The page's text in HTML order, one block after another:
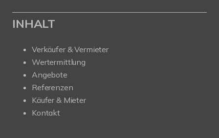
INHALT
Verkäufer & Vermieter
Wertermittlung
Angebote
Referenzen
Käufer & Mieter
Kontakt